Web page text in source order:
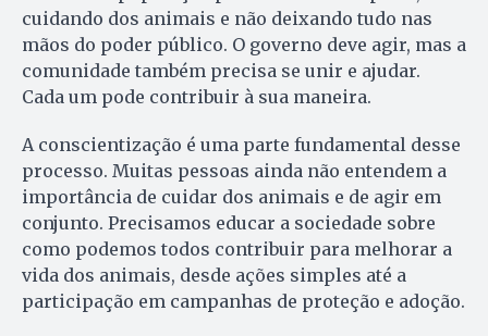
cuidando dos animais e não deixando tudo nas
mãos do poder público. O governo deve agir, mas a
comunidade também precisa se unir e ajudar.
Cada um pode contribuir à sua maneira.
A conscientização é uma parte fundamental desse
processo. Muitas pessoas ainda não entendem a
importância de cuidar dos animais e de agir em
conjunto. Precisamos educar a sociedade sobre
como podemos todos contribuir para melhorar a
vida dos animais, desde ações simples até a
participação em campanhas de proteção e adoção.